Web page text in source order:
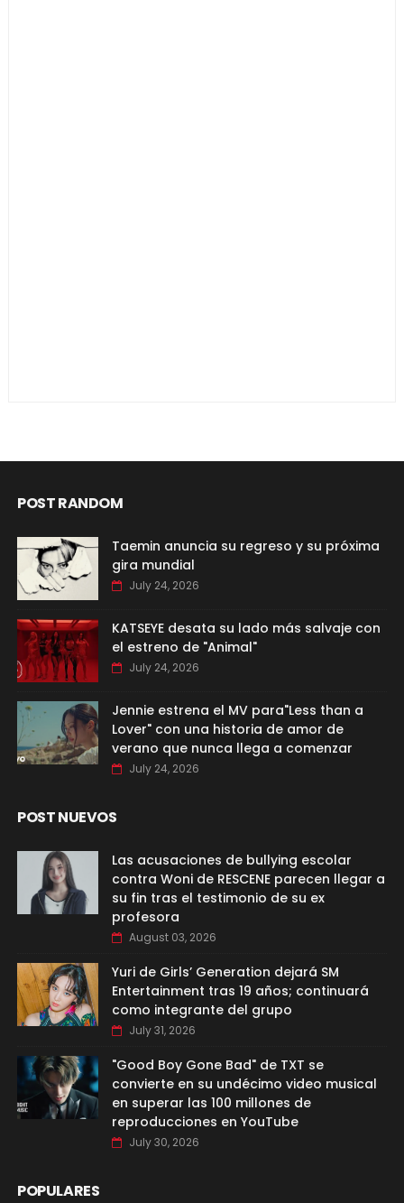
POST RANDOM
Taemin anuncia su regreso y su próxima
gira mundial
July 24, 2026
KATSEYE desata su lado más salvaje con
el estreno de "Animal"
July 24, 2026
Jennie estrena el MV para"Less than a
Lover" con una historia de amor de
verano que nunca llega a comenzar
July 24, 2026
POST NUEVOS
Las acusaciones de bullying escolar
contra Woni de RESCENE parecen llegar a
su fin tras el testimonio de su ex
profesora
August 03, 2026
Yuri de Girls’ Generation dejará SM
Entertainment tras 19 años; continuará
como integrante del grupo
July 31, 2026
"Good Boy Gone Bad" de TXT se
convierte en su undécimo video musical
en superar las 100 millones de
reproducciones en YouTube
July 30, 2026
POPULARES